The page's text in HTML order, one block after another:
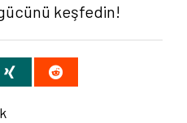
keşfedin!